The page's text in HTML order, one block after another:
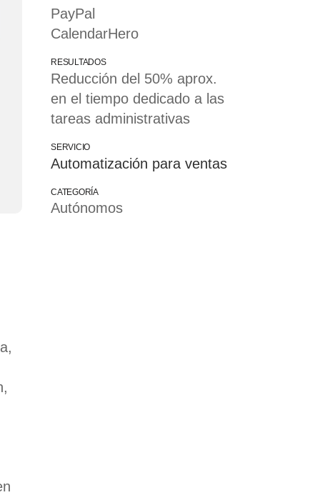
PayPal
CalendarHero
RESULTADOS
Reducción del 50% aprox.
en el tiempo dedicado a las
tareas administrativas
SERVICIO
Automatización para ventas
CATEGORÍA
Autónomos